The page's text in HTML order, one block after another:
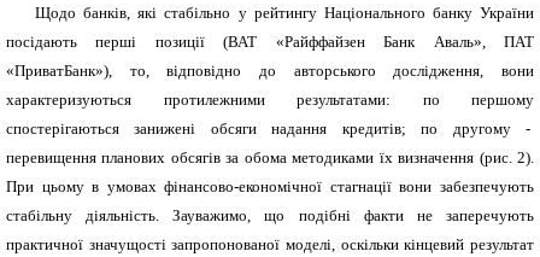
Щодо банків, які стабільно у рейтингу Національного банку України
посідають перші позиції (ВАТ «Райффайзен Банк Аваль», ПАТ
«ПриватБанк»), то, відповідно до авторського дослідження, вони
характеризуються протилежними результатами: по першому
спостерігаються занижені обсяги надання кредитів; по другому -
перевищення планових обсягів за обома методиками їх визначення (рис. 2).
При цьому в умовах фінансово-економічної стагнації вони забезпечують
стабільну діяльність. Зауважимо, що подібні факти не заперечують
практичної значущості запропонованої моделі, оскільки кінцевий результат